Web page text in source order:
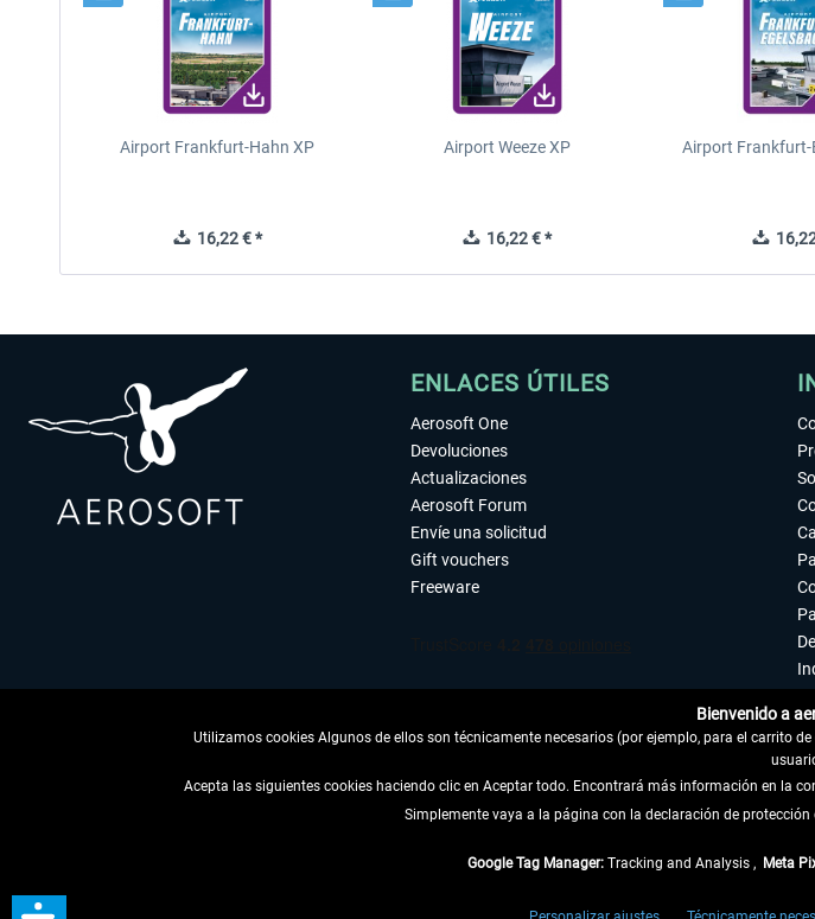
Airport Frankfurt-Hahn XP
16,22 € *
Airport Weeze XP
16,22 € *
Airport Frankfurt-
ENLACES ÚTILES
Aerosoft One
Devoluciones
Actualizaciones
Aerosoft Forum
Envíe una solicitud
Gift vouchers
Freeware
DESISTIR DEL CONTRATO
así como
Bienvenido a
Utilizamos cookies Algunos de ellos son técnicamente necesarios (por ejemplo, para el carrito
Acepta las siguientes cookies haciendo clic en Aceptar todo. Encontrará más información en la
Simplemente vaya a la página con la declaración de protección
Google Tag Manager: Tracking and Analysis , Meta